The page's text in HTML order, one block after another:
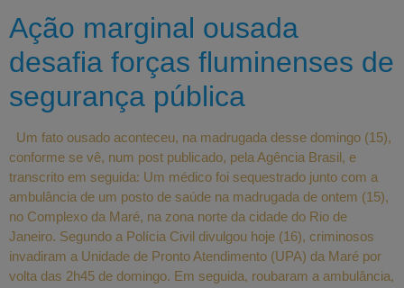
Ação marginal ousada
desafia forças fluminenses de
segurança pública
Um fato ousado aconteceu, na madrugada desse domingo (15),
conforme se vê, num post publicado, pela Agência Brasil, e
transcrito em seguida: Um médico foi sequestrado junto com a
ambulância de um posto de saúde na madrugada de ontem (15),
no Complexo da Maré, na zona norte da cidade do Rio de
Janeiro. Segundo a Polícia Civil divulgou hoje (16), criminosos
invadiram a Unidade de Pronto Atendimento (UPA) da Maré por
volta das 2h45 de domingo. Em seguida, roubaram a ambulância,